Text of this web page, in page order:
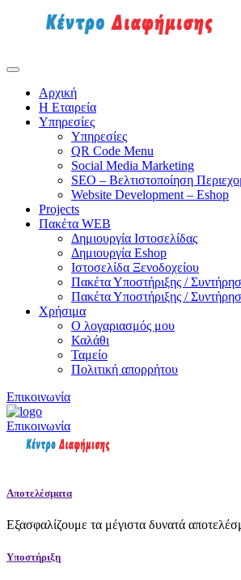
Αρχική
Η Εταιρεία
Υπηρεσίες
Υπηρεσίες
QR Code Menu
Social Media Marketing
SEO – Βελτιστοποίηση
Website Development – Eshop
Projects
Πακέτα WEB
Δημιουργία Ιστοσελίδας
Δημιουργία Eshop
Ιστοσελίδα Ξενοδοχείου
Πακέτα Υποστήριξης /
Πακέτα Υποστήριξης /
Χρήσιμα
Ο λογαριασμός μου
Καλάθι
Ταμείο
Πολιτική απορρήτου
Επικοινωνία
Επικοινωνία
Αποτελέσματα
Εξασφαλίζουμε τα μέγιστα δυνατά
Υποστήριξη